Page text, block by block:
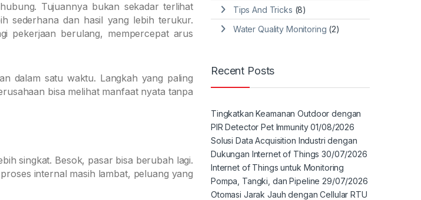
Tujuannya bukan sekadar terlihat
sederhana dan hasil yang lebih terukur.
pekerjaan berulang, mempercepat arus
dalam satu waktu. Langkah yang paling
bisa melihat manfaat nyata tanpa
singkat. Besok, pasar bisa berubah lagi.
internal masih lambat, peluang yang
Tips And Tricks (8)
Water Quality Monitoring (2)
Recent Posts
Tingkatkan Keamanan Outdoor dengan
PIR Detector Pet Immunity 01/08/2026
Solusi Data Acquisition Industri dengan
Dukungan Internet of Things 30/07/2026
Internet of Things untuk Monitoring
Pompa, Tangki, dan Pipeline 29/07/2026
Otomasi Jarak Jauh dengan Cellular RTU